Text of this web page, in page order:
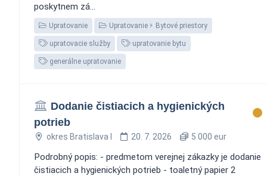
poskytnem zá...
Upratovanie Upratovanie Bytové priestory
upratovacie služby upratovanie bytu
generálne upratovanie
Dodanie čistiacich a hygienických
potrieb
okres Bratislava I 20. 7. 2026 5 000 eur
Podrobný popis: - predmetom verejnej zákazky je dodanie
čistiacich a hygienických potrieb - toaletný papier 2